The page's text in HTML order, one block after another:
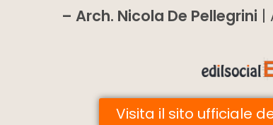
– Arch. Nicola De Pellegrini |
Visita il sito ufficiale